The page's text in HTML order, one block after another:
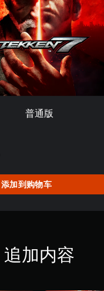
普通版
添加到购物车
追加内容